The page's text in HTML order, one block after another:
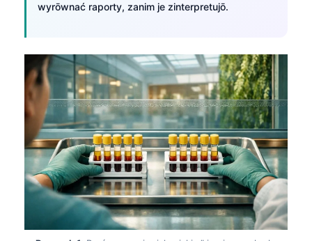
wyrōwnać raporty, zanim je zinterpretujō.